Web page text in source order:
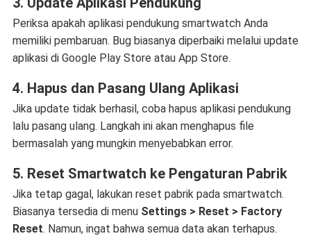
Periksa apakah aplikasi pendukung smartwatch Anda
memiliki pembaruan. Bug biasanya diperbaiki melalui update
aplikasi di Google Play Store atau App Store.
4. Hapus dan Pasang Ulang Aplikasi
Jika update tidak berhasil, coba hapus aplikasi pendukung
lalu pasang ulang. Langkah ini akan menghapus file
bermasalah yang mungkin menyebabkan error.
5. Reset Smartwatch ke Pengaturan Pabrik
Jika tetap gagal, lakukan reset pabrik pada smartwatch.
Biasanya tersedia di menu Settings > Reset > Factory
Reset. Namun, ingat bahwa semua data akan terhapus.